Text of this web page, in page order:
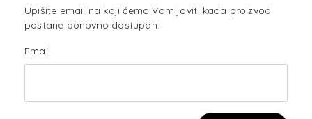
Upišite email na koji ćemo Vam javiti kada proizvod
postane ponovno dostupan.
Email